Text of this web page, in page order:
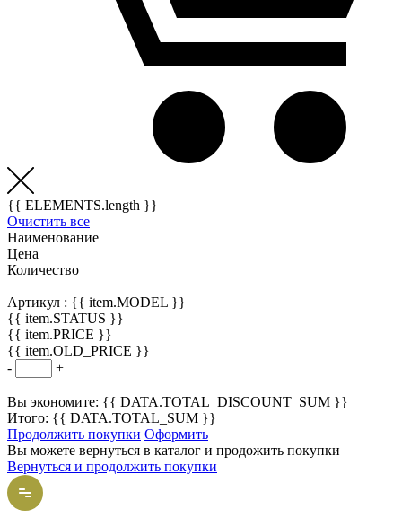
{{ ELEMENTS.length }}
Очистить все
Наименование
Цена
Количество
Артикул : {{ item.MODEL }}
{{ item.STATUS }}
{{ item.PRICE }}
{{ item.OLD_PRICE }}
-
+
Вы экономите: {{ DATA.TOTAL_DISCOUNT_SUM }}
Итого: {{ DATA.TOTAL_SUM }}
Продолжить покупки Оформить
Вы можете вернуться в каталог и продожить покупки
Вернуться и продолжить покупки